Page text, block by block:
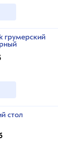
грумерский
стол